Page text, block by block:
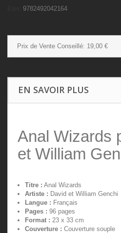
9782492042164
Prix de Vente Conseillé: 19,00 €
EN SAVOIR PLUS
Anal Wizards
et William
Titre : Anal Wizards
Artiste : David et William Genchi
Langue : Français
Pages : 96 pages
Format : 23 x 33 cm
Couverture : Couverture souple